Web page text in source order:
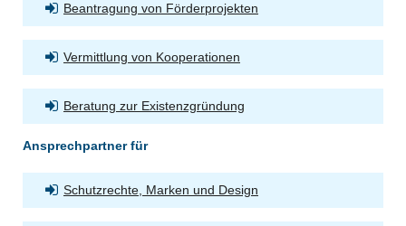
Beantragung von Förderprojekten
Vermittlung von Kooperationen
Beratung zur Existenzgründung
Ansprechpartner für
Schutzrechte, Marken und Design